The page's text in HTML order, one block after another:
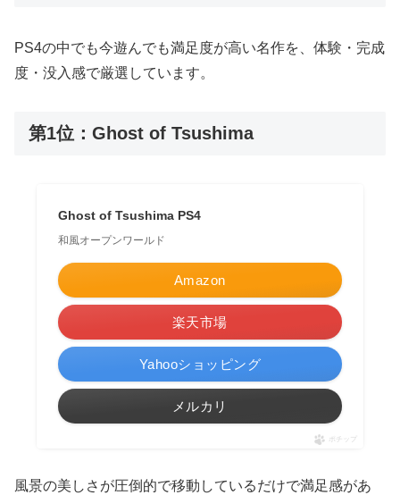
PS4の中でも今遊んでも満足度が高い名作を、体験・完成
度・没入感で厳選しています。
第1位：Ghost of Tsushima
Ghost of Tsushima PS4
和風オープンワールド
Amazon
楽天市場
Yahooショッピング
メルカリ
ポチップ
風景の美しさが圧倒的で移動しているだけで満足感があ